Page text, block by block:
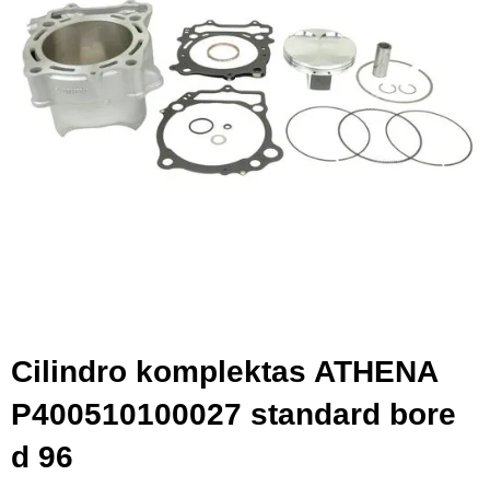
Cilindro komplektas ATHENA
P400510100027 standard bore
d 96